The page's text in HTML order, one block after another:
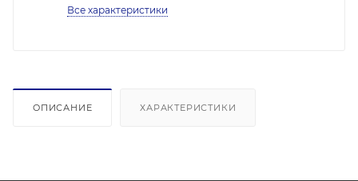
Все характеристики
ОПИСАНИЕ ХАРАКТЕРИСТИКИ